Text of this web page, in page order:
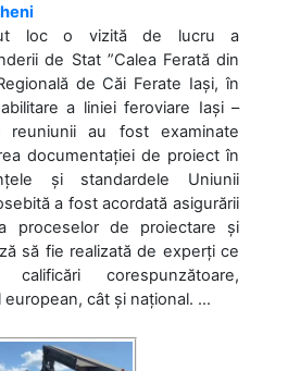
loc o vizită de lucru a
de Stat ”Calea Ferată din
de Căi Ferate Iași, în
a liniei feroviare Iași –
reuniunii au fost examinate
documentației de proiect în
și standardele Uniunii
a fost acordată asigurării
proceselor de proiectare și
să fie realizată de experți ce
corespunzătoare,
cât și național. ...